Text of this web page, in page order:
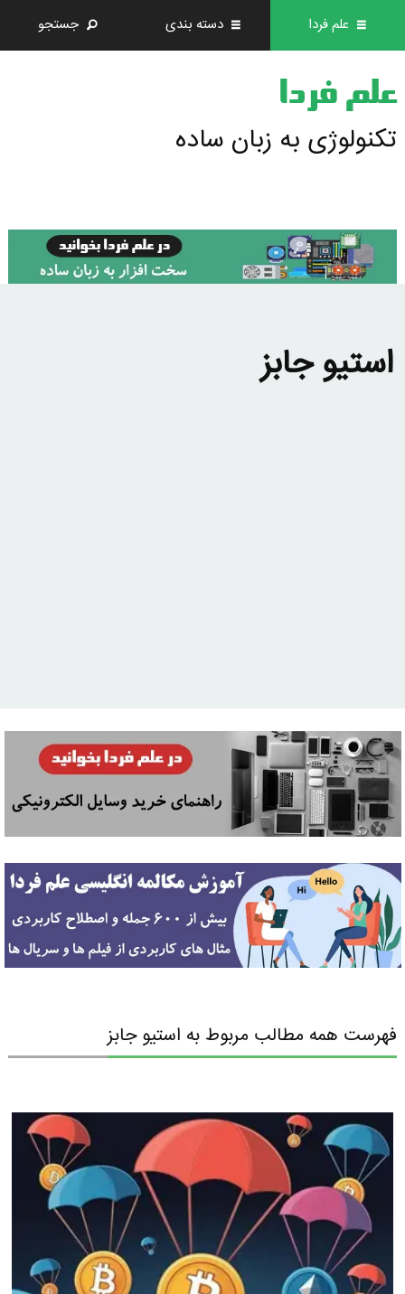
علم فردا دسته بندی جستجو
علم فردا
تکنولوژی به زبان ساده
استیو جابز
فهرست همه مطالب مربوط به استیو جابز